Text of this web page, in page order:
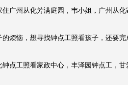
住广州从化芳满庭园，韦小姐，广州从
的烦恼，想寻找钟点工照看孩子，还要
钟点工照看家政中心，丰泽园钟点工，甘